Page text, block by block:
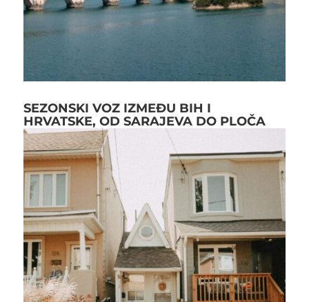
SEZONSKI VOZ IZMEĐU BIH I
HRVATSKE, OD SARAJEVA DO PLOČA